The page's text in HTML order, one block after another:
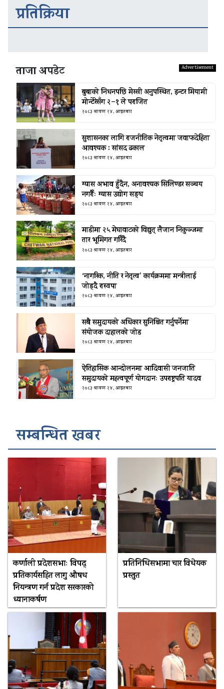
प्रतिक्रिया
ताजा अपडेट
बुबाको निधनपछि मेस्सी अनुपस्थित, इन्टर मियामी
मोन्टेरेसँग २–१ ले पराजित
२०८३ श्रावण २४, आइतबार
सुशासनका लागि राजनीतिक नेतृत्वमा जवाफदेहिता
आवश्यक : सांसद ढकाल
२०८३ श्रावण २४, आइतबार
ग्यास अभाव हुँदैन, अनावश्यक सिलिण्डर सञ्चय
नगरौँः ग्यास उद्योग सङ्घ
२०८३ श्रावण २४, आइतबार
माडीमा २५ मेघावाटको विद्युत् लैजान निकुञ्जमा
तार भूमिगत गरिँदै
२०८३ श्रावण २४, आइतबार
‘नागरिक, नीति र नेतृत्व’ कार्यक्रममा मन्त्रीलाई
जोड्दै रास्वपा
२०८३ श्रावण २४, आइतबार
सबै समुदायको अधिकार सुनिश्चित गर्नुपर्नेमा
संयोजक दाहालको जोड
२०८३ श्रावण २४, आइतबार
ऐतिहासिक आन्दोलनमा आदिवासी जनजाति
समुदायको महत्वपूर्ण योगदानः उपराष्ट्रपति यादव
२०८३ श्रावण २४, आइतबार
सम्बन्धित खबर
कर्णाली प्रदेशसभाः विपद्
प्रतिकार्यसहित लागु औषध
नियन्त्रण गर्न प्रदेश सरकारको
ध्यानाकर्षण
प्रतिनिधिसभामा चार विधेयक
प्रस्तुत